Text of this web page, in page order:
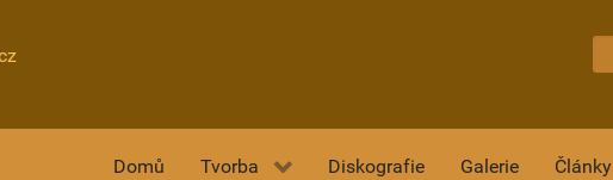
Domů Tvorba Diskografie Galerie Články